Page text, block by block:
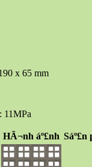
x 65 mm
: 11MPa
HÃ¬nh áº£nh Sáº£n